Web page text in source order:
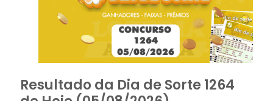
Resultado da Dia de Sorte 1264